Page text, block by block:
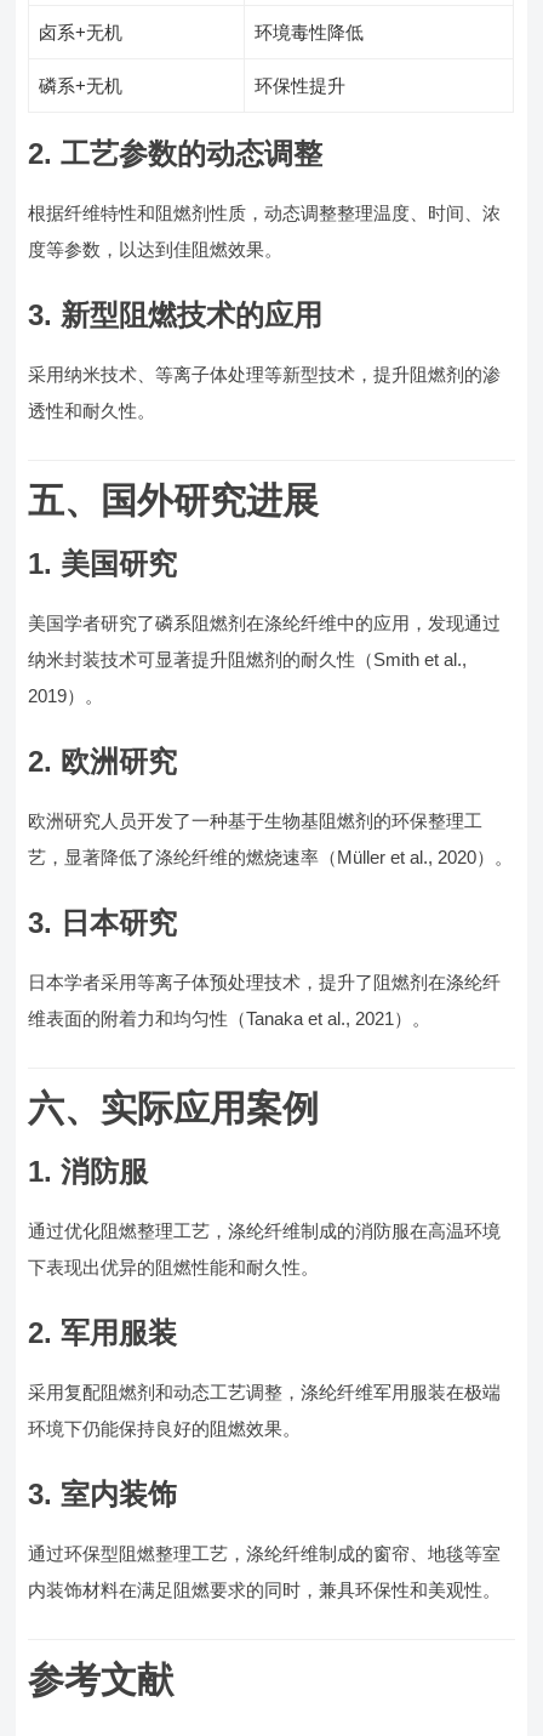
卤系+无机 环境毒性降低
磷系+无机 环保性提升
2. 工艺参数的动态调整
根据纤维特性和阻燃剂性质，动态调整整理温度、时间、浓
度等参数，以达到佳阻燃效果。
3. 新型阻燃技术的应用
采用纳米技术、等离子体处理等新型技术，提升阻燃剂的渗
透性和耐久性。
五、国外研究进展
1. 美国研究
美国学者研究了磷系阻燃剂在涤纶纤维中的应用，发现通过
纳米封装技术可显著提升阻燃剂的耐久性（Smith et al.,
2019）。
2. 欧洲研究
欧洲研究人员开发了一种基于生物基阻燃剂的环保整理工
艺，显著降低了涤纶纤维的燃烧速率（Müller et al., 2020）。
3. 日本研究
日本学者采用等离子体预处理技术，提升了阻燃剂在涤纶纤
维表面的附着力和均匀性（Tanaka et al., 2021）。
六、实际应用案例
1. 消防服
通过优化阻燃整理工艺，涤纶纤维制成的消防服在高温环境
下表现出优异的阻燃性能和耐久性。
2. 军用服装
采用复配阻燃剂和动态工艺调整，涤纶纤维军用服装在极端
环境下仍能保持良好的阻燃效果。
3. 室内装饰
通过环保型阻燃整理工艺，涤纶纤维制成的窗帘、地毯等室
内装饰材料在满足阻燃要求的同时，兼具环保性和美观性。
参考文献